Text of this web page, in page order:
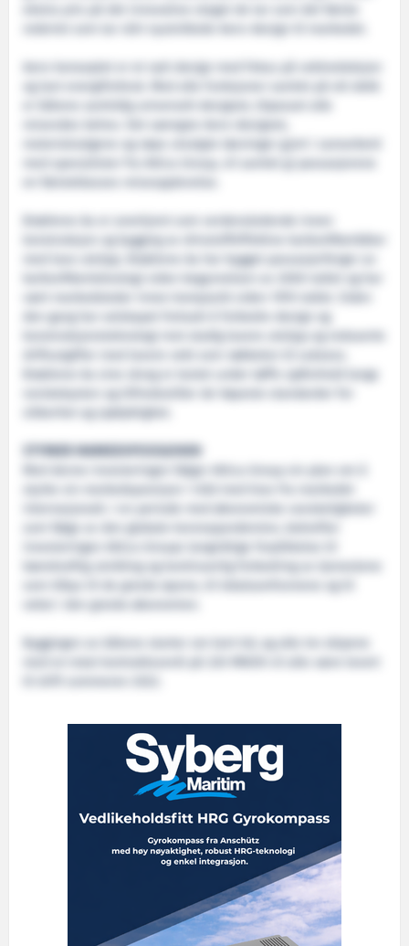
ekstra pris på det innovative steget de tar som det første
rederiet som tar vårt nyutviklede Aero-design til markedet.
Aero-konseptet er et nytt design med fokus på vektreduksjon
er båtene samtidig universelt designet, tilpasset alle
reisendes behov. Det særegne Aero-designet,
materialvalgene og nøye utvalgte løsninger gjort i samarbeid
med spesialister fra Attica Group, vil samlet gi passasjerene
en førsteklasses reiseopplevelse.
Brødrene Aa er anerkjent som verdensledende innen
konstruksjon og bygging av drivstoffeffektive karbonfiberbåter
med lave utslipp. Brødrene Aa har bygget passasjerferger av
karbonfiberteknologi siden begynnelsen av 2000-tallet og har
den gang har selskapet fortsatt å forbedre design og
konstruksjonsteknologi mot stadig lavere utslipp og reduserte
driftsutgifter med lavere vekt som nøkkelen til suksess.
Brødrene Aa sine skrog er testet under tøffe sjøforhold langs
norskekysten og tilfredsstiller de høyeste standarder for
sikkerhet og sjødyktighet.
STYRKER MARKEDSPOSISJONEN
Med denne investeringen følger Attica Group sin plan om å
styrke sin markedsposisjon i tråd med krav fra markedet
som følge av den globale koronapandemien, bekrefter
investeringen Attica Groups langsiktige forpliktelse til
som tilbys til de greske øyene, til lokalsamfunnene og til
vekst i den greske økonomien.
Byggingen av båtene starter om kort tid, og alle tre skipene